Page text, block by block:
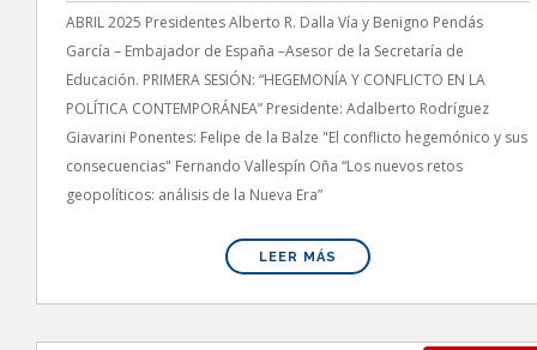
ABRIL 2025 Presidentes Alberto R. Dalla Vía y Benigno Pendás
García – Embajador de España –Asesor de la Secretaría de
Educación. PRIMERA SESIÓN: “HEGEMONÍA Y CONFLICTO EN LA
POLÍTICA CONTEMPORÁNEA” Presidente: Adalberto Rodríguez
Giavarini Ponentes: Felipe de la Balze "El conflicto hegemónico y sus
consecuencias" Fernando Vallespín Oña “Los nuevos retos
geopolíticos: análisis de la Nueva Era”
LEER MÁS